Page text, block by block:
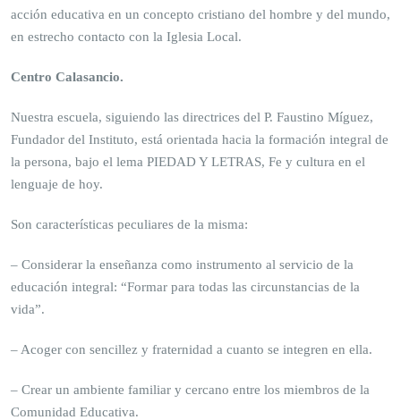
acción educativa en un concepto cristiano del hombre y del mundo,
en estrecho contacto con la Iglesia Local.
Centro Calasancio.
Nuestra escuela, siguiendo las directrices del P. Faustino Míguez,
Fundador del Instituto, está orientada hacia la formación integral de
la persona, bajo el lema PIEDAD Y LETRAS, Fe y cultura en el
lenguaje de hoy.
Son características peculiares de la misma:
– Considerar la enseñanza como instrumento al servicio de la
educación integral: “Formar para todas las circunstancias de la
vida”.
– Acoger con sencillez y fraternidad a cuanto se integren en ella.
– Crear un ambiente familiar y cercano entre los miembros de la
Comunidad Educativa.